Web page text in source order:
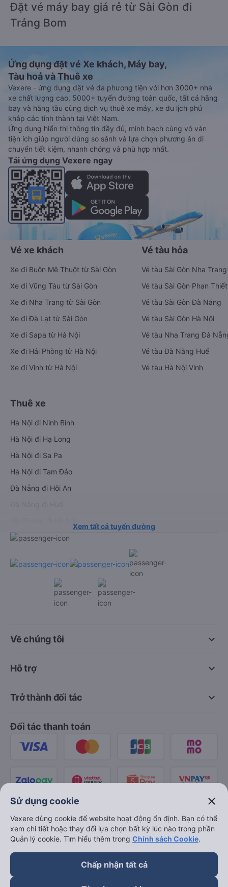
Đặt vé máy bay giá rẻ từ Sài Gòn đi
Trảng Bom
Ứng dụng đặt vé Xe khách, Máy bay,
Tàu hoả và Thuê xe
Vexere - ứng dụng đặt vé đa phương tiện với hơn 3000+ nhà
xe chất lượng cao, 5000+ tuyến đường toàn quốc, tất cả hãng
bay và hãng tàu cùng dịch vụ thuê xe máy, xe du lịch phủ
khắp các tỉnh thành tại Việt Nam.
Ứng dụng hiển thị thông tin đầy đủ, minh bạch cùng vô vàn
tiện ích giúp người dùng so sánh và lựa chọn phương án di
chuyển tiết kiệm, nhanh chóng và phù hợp nhất.
Tải ứng dụng Vexere ngay
Vé xe khách
Xe đi Buôn Mê Thuột từ Sài Gòn
Xe đi Vũng Tàu từ Sài Gòn
Xe đi Nha Trang từ Sài Gòn
Xe đi Đà Lạt từ Sài Gòn
Xe đi Sapa từ Hà Nội
Xe đi Hải Phòng từ Hà Nội
Xe đi Vinh từ Hà Nội
Vé tàu hỏa
Vé tàu Sài Gòn Nha Trang
Vé tàu Sài Gòn Phan Thiết
Vé tàu Sài Gòn Đà Nẵng
Vé tàu Sài Gòn Hà Nội
Vé tàu Nha Trang Đà
Vé tàu Đà Nẵng Huế
Vé tàu Hà Nội Vinh
Thuê xe
Hà Nội đi Ninh Bình
Hà Nội đi Hạ Long
Hà Nội đi Sa Pa
Hà Nội đi Tam Đảo
Đà Nẵng đi Hội An
Xem tất cả tuyến đường
keyboard_arrow_down
Về chúng tôi
keyboard_arrow_down
Hỗ trợ
keyboard_arrow_down
Trở thành đối tác
Đối tác thanh toán
Sử dụng cookie close
Vexere dùng cookie để website hoạt động ổn định. Bạn có thể
xem chi tiết hoặc thay đổi lựa chọn bất kỳ lúc nào trong phần
Quản lý cookie. Tìm hiểu thêm trong Chính sách Cookie.
Chấp nhận tất cả